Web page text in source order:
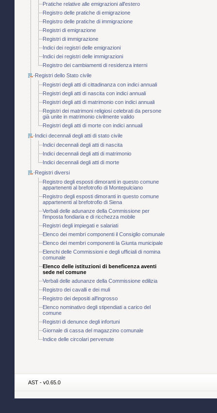
Pratiche relative alle emigrazioni all'estero
Registro delle pratiche di emigrazione
Registro delle pratiche di immigrazione
Registri di emigrazione
Registri di immigrazione
Indici dei registri delle emigrazioni
Indici dei registri delle immigrazioni
Registro dei cambiamenti di residenza interni
Registri dello Stato civile
Registri degli atti di cittadinanza con indici annuali
Registri degli atti di nascita con indici annuali
Registri degli atti di matrimonio con indici annuali
Registri dei matrimoni religiosi celebrati da persone
già unite in matrimonio civilmente valido
Registri degli atti di morte con indici annuali
Indici decennali degli atti di stato civile
Indici decennali degli atti di nascita
Indici decennali degli atti di matrimonio
Indici decennali degli atti di morte
Registri diversi
Registro degli esposti dimoranti in questo comune
appartenenti al brefotrofio di Montepulciano
Registro degli esposti dimoranti in questo comune
appartenenti al brefotrofio di Siena
Verbali delle adunanze della Commissione per
l'imposta fondiaria e di ricchezza mobile
Registri degli impiegati e salariati
Elenco dei membri componenti il Consiglio comunale
Elenco dei membri componenti la Giunta municipale
Elenchi delle Commissioni e degli ufficiali di nomina
comunale
Elenco delle istituzioni di beneficenza aventi
sede nel comune
Verbali delle adunanze della Commissione edilizia
Registro dei cavalli e dei muli
Registro dei depositi all'ingrosso
Elenco nominativo degli stipendiati a carico del
comune
Registri di denunce degli infortuni
Giornale di cassa del magazzino comunale
Indice delle circolari pervenute
AST - v0.65.0